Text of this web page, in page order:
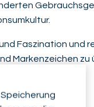
Faszination und
Markenzeichen zu